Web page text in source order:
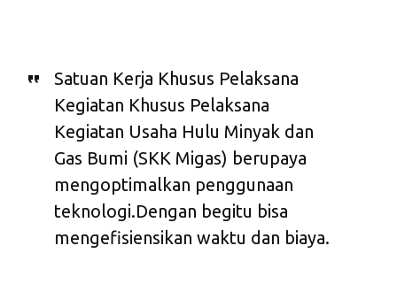
Satuan Kerja Khusus Pelaksana
Kegiatan Khusus Pelaksana
Kegiatan Usaha Hulu Minyak dan
Gas Bumi (SKK Migas) berupaya
mengoptimalkan penggunaan
teknologi.Dengan begitu bisa
mengefisiensikan waktu dan biaya.